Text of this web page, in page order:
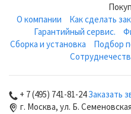
О компании
Как сделать
Гарантийный сервис.
Сборка и установка
Подбор
+ 7 (495) 741-81-24Заказать
г. Москва, ул. Б.